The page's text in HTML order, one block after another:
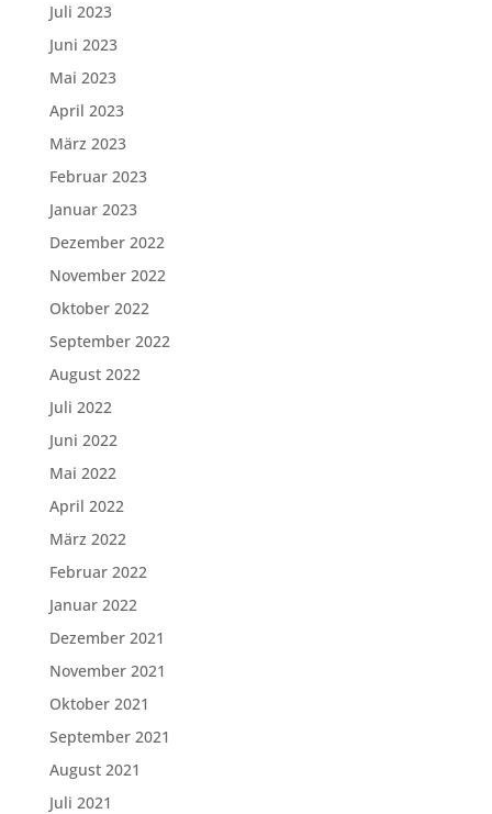
Juli 2023
Juni 2023
Mai 2023
April 2023
März 2023
Februar 2023
Januar 2023
Dezember 2022
November 2022
Oktober 2022
September 2022
August 2022
Juli 2022
Juni 2022
Mai 2022
April 2022
März 2022
Februar 2022
Januar 2022
Dezember 2021
November 2021
Oktober 2021
September 2021
August 2021
Juli 2021